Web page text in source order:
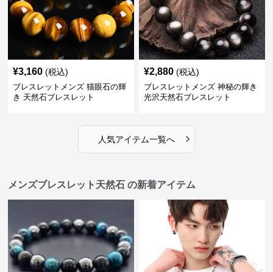
¥3,160 (税込)
ブレスレットメンズ 猫眼石の輝
き 天然石ブレスレット
¥2,880 (税込)
ブレスレットメンズ 神秘の輝き
光沢天然石ブレスレット
人気アイテム一覧へ ›
メンズブレスレット天然石 の新着アイテム